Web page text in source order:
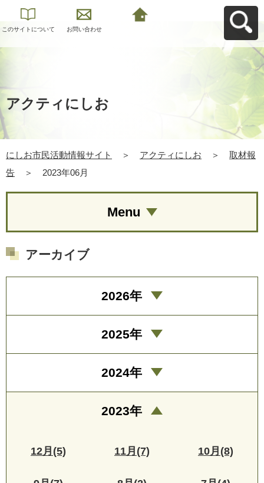
このサイトについて お問い合わせ
アクティにしお
にしお市民活動情報サイト ＞ アクティにしお ＞
取材報
告
＞ 2023年06月
Menu
アーカイブ
2026年
2025年
2024年
2023年
12月(5) 11月(7) 10月(8)